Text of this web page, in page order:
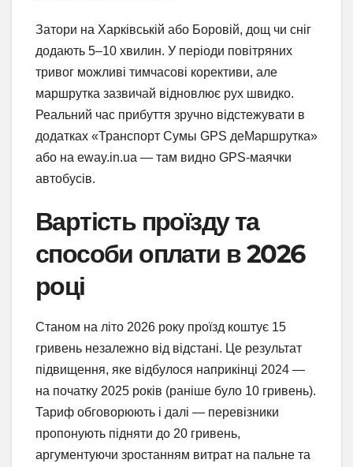
Затори на Харківській або Боровій, дощ чи сніг
додають 5–10 хвилин. У періоди повітряних
тривог можливі тимчасові корективи, але
маршрутка зазвичай відновлює рух швидко.
Реальний час прибуття зручно відстежувати в
додатках «Транспорт Сумы GPS деМаршрутка»
або на eway.in.ua — там видно GPS-маячки
автобусів.
Вартість проїзду та
способи оплати в 2026
році
Станом на літо 2026 року проїзд коштує 15
гривень незалежно від відстані. Це результат
підвищення, яке відбулося наприкінці 2024 —
на початку 2025 років (раніше було 10 гривень).
Тариф обговорюють і далі — перевізники
пропонують підняти до 20 гривень,
аргументуючи зростанням витрат на пальне та